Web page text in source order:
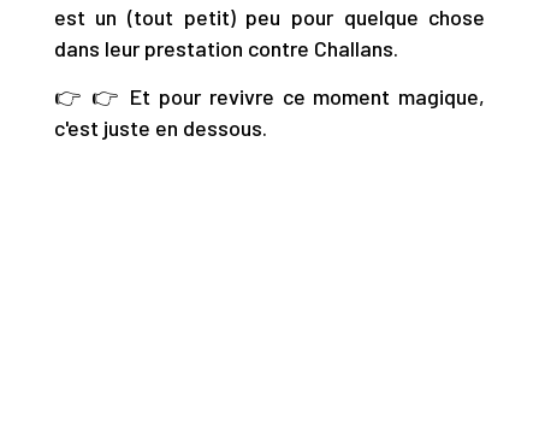
est un (tout petit) peu pour quelque chose
dans leur prestation contre Challans.
👉 👉 Et pour revivre ce moment magique,
c'est juste en dessous.